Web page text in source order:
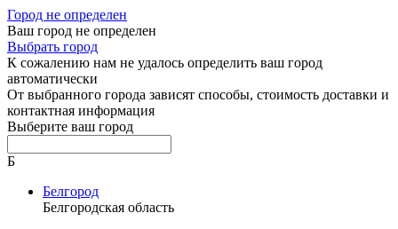
Город не определен
Ваш город не определен
Выбрать город
К сожалению нам не удалось определить ваш город
автоматически
От выбранного города зависят способы, стоимость доставки и
контактная информация
Выберите ваш город
Б
Белгород
Белгородская область